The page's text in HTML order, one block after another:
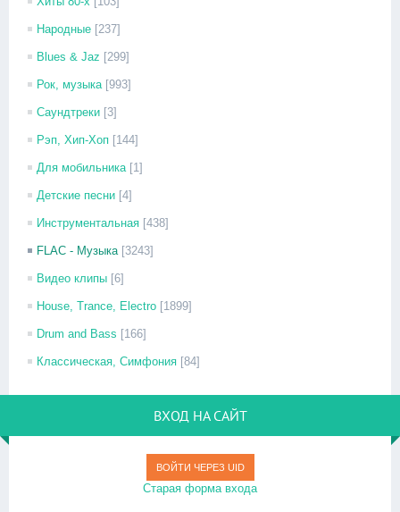
Народные [237]
Blues & Jaz [299]
Рок, музыка [993]
Саундтреки [3]
Рэп, Хип-Хоп [144]
Для мобильника [1]
Детские песни [4]
Инструментальная [438]
FLAC - Музыка [3243]
Видео клипы [6]
House, Trance, Electro [1899]
Drum and Bass [166]
Классическая, Симфония [84]
ВХОД НА САЙТ
ВОЙТИ ЧЕРЕЗ UID
Старая форма входа